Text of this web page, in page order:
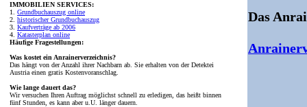
IMMOBILIEN SERVICES:
1. Grundbuchauszug online
2. historischer Grundbuchauszug
3. Kaufverträge ab 2006
4. Katasterplan online
Häufige Fragestellungen:
Was kostet ein Anrainerverzeichnis?
Das hängt von der Anzahl ihrer Nachbarn ab. Sie erhalten von der Detektei
Austria einen gratis Kostenvoranschlag.
Wie lange dauert das?
Wir versuchen Ihren Auftrag möglichst schnell zu erledigen, das heißt binnen
fünf Stunden, es kann aber u.U. länger dauern.
Das